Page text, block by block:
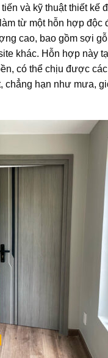
và kỹ thuật thiết kế
từ một hỗn hợp độc
cao, bao gồm sợi
khác. Hỗn hợp này
có thể chịu được
chẳng hạn như mưa,